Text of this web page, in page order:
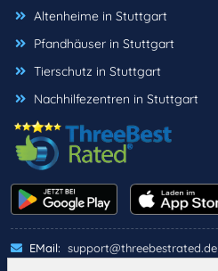
Altenheime in Stuttgart
Pfandhäuser in Stuttgart
Tierschutz in Stuttgart
Nachhilfezentren in Stuttgart
EMail: support@threebestrated.de